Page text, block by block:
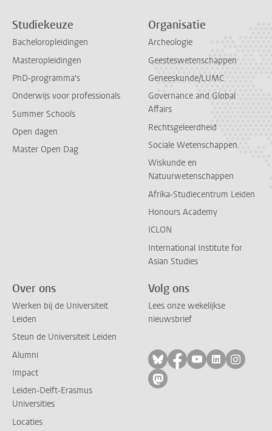
Studiekeuze
Bacheloropleidingen
Masteropleidingen
PhD-programma's
Onderwijs voor professionals
Summer Schools
Open dagen
Master Open Dag
Organisatie
Archeologie
Geesteswetenschappen
Geneeskunde/LUMC
Governance and Global
Affairs
Rechtsgeleerdheid
Sociale Wetenschappen
Wiskunde en
Natuurwetenschappen
Afrika-Studiecentrum Leiden
Honours Academy
ICLON
International Institute for
Asian Studies
Over ons
Werken bij de Universiteit
Leiden
Steun de Universiteit Leiden
Alumni
Impact
Leiden-Delft-Erasmus
Universities
Locaties
Volg ons
Lees onze wekelijkse
nieuwsbrief
Volg ons op bluesky
Volg ons op
Volg ons op
Volg ons
Volg
Volg ons op mastodon